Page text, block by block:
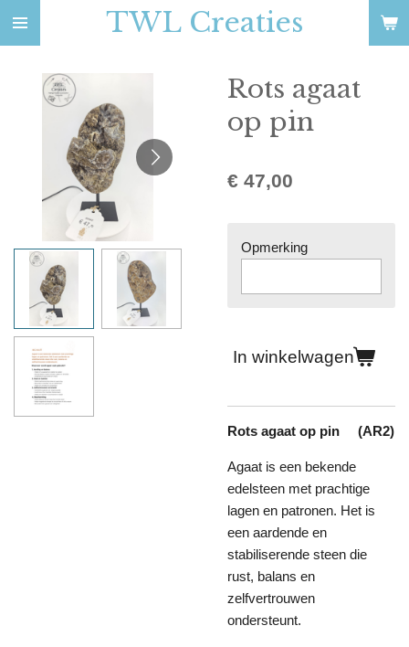
Ga
hoofdinhoud
TWL Creaties
Rots agaat
op pin
€ 47,00
Opmerking
In winkelwagen
Rots agaat op pin (AR2)
Agaat is een bekende
edelsteen met prachtige
lagen en patronen. Het is
een aardende en
stabiliserende steen die
rust, balans en
zelfvertrouwen
ondersteunt.